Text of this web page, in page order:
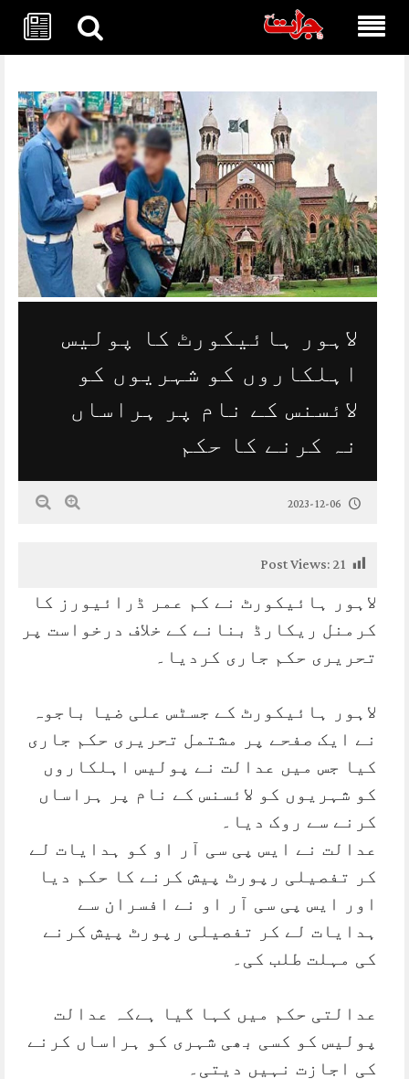
لاہور ہائیکورٹ کا پولیس
اہلکاروں کو شہریوں کو
لائسنس کے نام پر ہراساں
نہ کرنے کا حکم
2023-12-06
Post Views:21
لاہور ہائیکورٹ نے کم عمر ڈرائیورز کا
کرمنل ریکارڈ بنانے کے خلاف درخواست پر
تحریری حکم جاری کردیا۔
لاہور ہائیکورٹ کے جسٹس علی ضیا باجوہ
نے ایک صفحے پر مشتمل تحریری حکم جاری
کیا جس میں عدالت نے پولیس اہلکاروں
کو شہریوں کو لائسنس کے نام پر ہراساں
کرنے سے روک دیا۔
عدالت نے ایس پی سی آر او کو ہدایات لے
کر تفصیلی رپورٹ پیش کرنے کا حکم دیا
اور ایس پی سی آر او نے افسران سے
ہدایات لے کر تفصیلی رپورٹ پیش کرنے
کی مہلت طلب کی۔
عدالتی حکم میں کہا گیا ہےکہ عدالت
پولیس کو کسی بھی شہری کو ہراساں کرنے
کی اجازت نہیں دیتی۔